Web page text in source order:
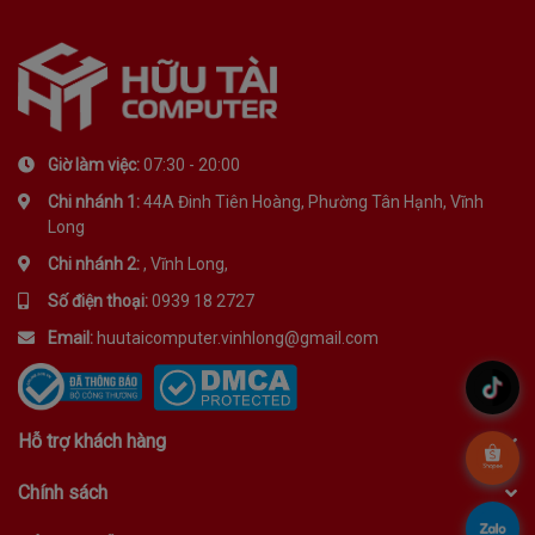
Giờ làm việc:07:30 - 20:00
Chi nhánh 1:44A Đinh Tiên Hoàng, Phường Tân Hạnh, Vĩnh
Long
Chi nhánh 2:, Vĩnh Long,
Số điện thoại:0939 18 2727
Email: huutaicomputer.vinhlong@gmail.com
Hỗ trợ khách hàng
Chính sách
.
.
.